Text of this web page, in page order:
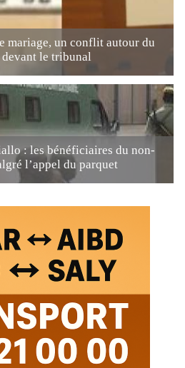
mariage, un conflit autour du
le tribunal
: les bénéficiaires du non-
l’appel du parquet